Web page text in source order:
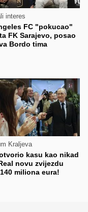
interes
FC "pokucao"
FK Sarajevo, posao
Bordo tima
Kraljeva
kasu kao nikad
novu zvijezdu
miliona eura!